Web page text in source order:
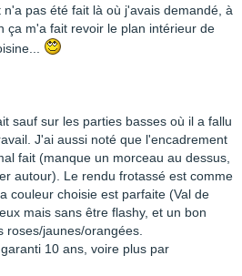
pas été fait là où j'avais demandé, à
ça m'a fait revoir le plan intérieur de
sauf sur les parties basses où il a fallu
J'ai aussi noté que l'encadrement
fait (manque un morceau au dessus,
autour). Le rendu frotassé est comme
couleur choisie est parfaite (Val de
mais sans être flashy, et un bon
roses/jaunes/orangées.
10 ans, voire plus par